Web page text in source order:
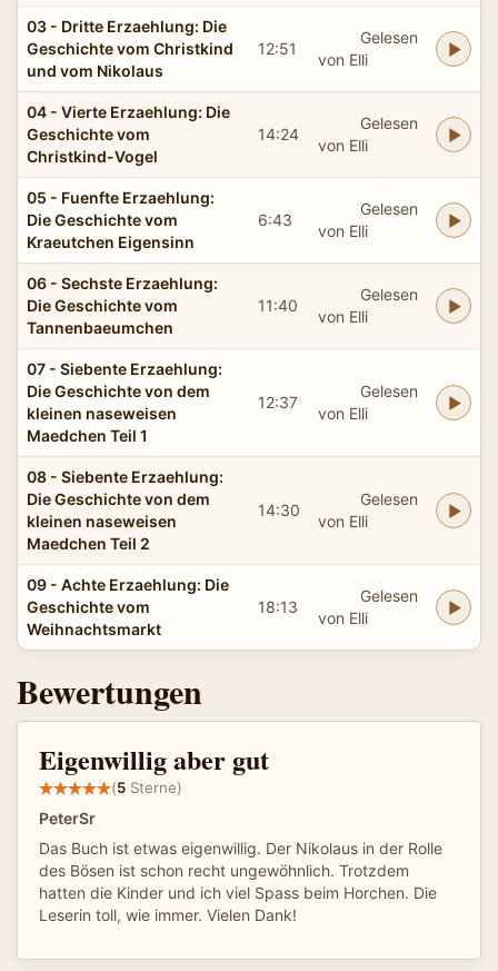
03 - Dritte Erzaehlung: Die
Geschichte vom Christkind
und vom Nikolaus
12:51
Gelesen
von Elli
04 - Vierte Erzaehlung: Die
Geschichte vom
Christkind-Vogel
14:24
Gelesen
von Elli
05 - Fuenfte Erzaehlung:
Die Geschichte vom
Kraeutchen Eigensinn
6:43
Gelesen
von Elli
06 - Sechste Erzaehlung:
Die Geschichte vom
Tannenbaeumchen
11:40
Gelesen
von Elli
07 - Siebente Erzaehlung:
Die Geschichte von dem
kleinen naseweisen
Maedchen Teil 1
12:37
Gelesen
von Elli
08 - Siebente Erzaehlung:
Die Geschichte von dem
kleinen naseweisen
Maedchen Teil 2
14:30
Gelesen
von Elli
09 - Achte Erzaehlung: Die
Geschichte vom
Weihnachtsmarkt
18:13
Gelesen
von Elli
Bewertungen
Eigenwillig aber gut
(5 Sterne)
PeterSr
Das Buch ist etwas eigenwillig. Der Nikolaus in der Rolle
des Bösen ist schon recht ungewöhnlich. Trotzdem
hatten die Kinder und ich viel Spass beim Horchen. Die
Leserin toll, wie immer. Vielen Dank!